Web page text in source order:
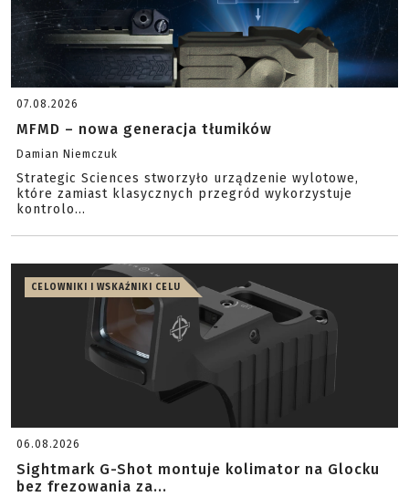
07.08.2026
MFMD – nowa generacja tłumików
Damian Niemczuk
Strategic Sciences stworzyło urządzenie wylotowe,
które zamiast klasycznych przegród wykorzystuje
kontrolo...
CELOWNIKI I WSKAŹNIKI CELU
06.08.2026
Sightmark G-Shot montuje kolimator na Glocku
bez frezowania za...